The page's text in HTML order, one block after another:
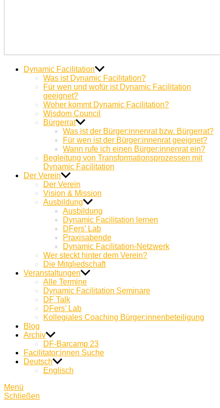
Facilitation
Dynamic Facilitation
Was ist Dynamic Facilitation?
Für wen und wofür ist Dynamic Facilitation
geeignet?
Woher kommt Dynamic Facilitation?
Wisdom Council
Bürgerrat
Was ist der Bürger:innenrat bzw. Bürgerrat?
Für wen ist der Bürger:innenrat geeignet?
Wann rufe ich einen Bürger:innenrat ein?
Begleitung von Transformationsprozessen mit
Dynamic Facilitation
Der Verein
Der Verein
Vision & Mission
Ausbildung
Ausbildung
Dynamic Facilitation lernen
DFers’ Lab
Praxisabende
Dynamic Facilitation-Netzwerk
Wer steckt hinter dem Verein?
Die Mitgliedschaft
Veranstaltungen
Alle Termine
Dynamic Facilitation Seminare
DF Talk
DFers’ Lab
Kollegiales Coaching Bürger:innenbeteiligung
Blog
Archiv
DF-Barcamp 23
Facilitator:innen Suche
Deutsch
Englisch
Menü
Schließen